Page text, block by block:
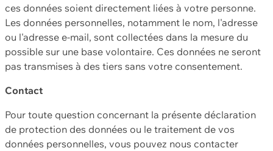
ces données soient directement liées à votre personne.
Les données personnelles, notamment le nom, l'adresse
ou l'adresse e-mail, sont collectées dans la mesure du
possible sur une base volontaire. Ces données ne seront
pas transmises à des tiers sans votre consentement.
Contact
Pour toute question concernant la présente déclaration
de protection des données ou le traitement de vos
données personnelles, vous pouvez nous contacter